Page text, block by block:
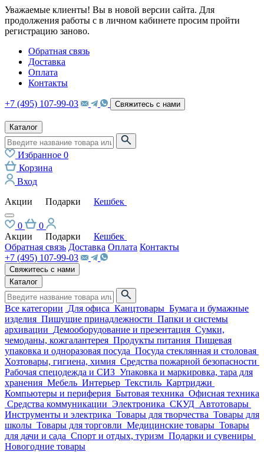
Уважаемые клиенты! Вы в новой версии сайта. Для
продолжения работы с в личном кабинете просим пройти
регистрацию заново.
Обратная связь
Доставка
Оплата
Контакты
+7 (495) 107-99-03 Свяжитесь с нами
Каталог
Избранное 0
Корзина
Вход
Акции
Подарки Кешбек
0
0
Акции
Подарки
Кешбек
Обратная связь Доставка Оплата Контакты
+7 (495) 107-99-03
Свяжитесь с нами
Каталог
Все категории Для офиса Канцтовары Бумага и бумажные
изделия Пишущие принадлежности Папки и системы
архивации Демооборудование и презентация Сумки,
чемоданы, кожгалантерея Продукты питания Пищевая
упаковка и одноразовая посуда Посуда стеклянная и столовая
Хозтовары, гигиена, химия Средства пожарной безопасности
Рабочая спецодежда и СИЗ Упаковка и маркировка, тара для
хранения Мебель Интерьер Текстиль Картриджи
Компьютеры и периферия Бытовая техника Офисная техника
Средства коммуникации Электроника СКУД Автотовары
Инструменты и электрика Товары для творчества Товары для
школы Товары для торговли Медицинские товары Товары
для дачи и сада Спорт и отдых, туризм Подарки и сувениры
Новогодние товары